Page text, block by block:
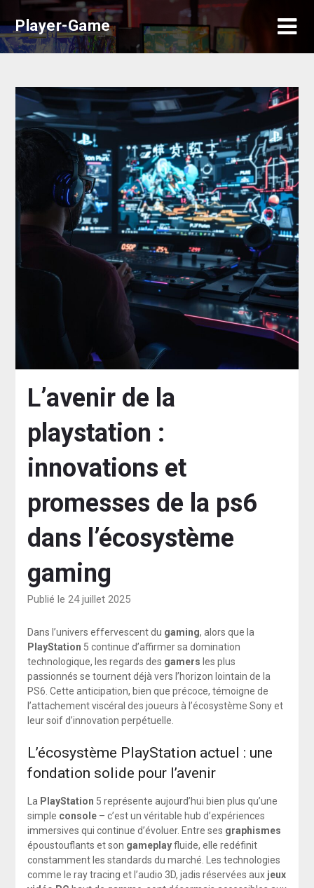
to
content
Player-Game
L’avenir de la
playstation :
innovations et
promesses de la ps6
dans l’écosystème
gaming
Publié le 24 juillet 2025
Dans l’univers effervescent du gaming, alors que la
PlayStation 5 continue d’affirmer sa domination
technologique, les regards des gamers les plus
passionnés se tournent déjà vers l’horizon lointain de la
PS6. Cette anticipation, bien que précoce, témoigne de
l’attachement viscéral des joueurs à l’écosystème Sony et
leur soif d’innovation perpétuelle.
L’écosystème PlayStation actuel : une
fondation solide pour l’avenir
La PlayStation 5 représente aujourd’hui bien plus qu’une
simple console– c’est un véritable hub d’expériences
immersives qui continue d’évoluer. Entre ses graphismes
époustouflants et son gameplayfluide, elle redéfinit
constamment les standards du marché. Les technologies
comme le ray tracing et l’audio 3D, jadis réservées aux jeux